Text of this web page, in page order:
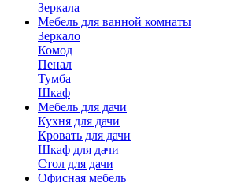
Зеркала
Мебель для ванной комнаты
Зеркало
Комод
Пенал
Тумба
Шкаф
Мебель для дачи
Кухня для дачи
Кровать для дачи
Шкаф для дачи
Стол для дачи
Офисная мебель